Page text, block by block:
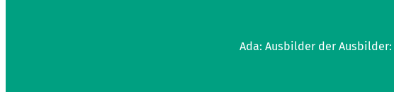
Ada: Ausbilder der Ausbilder: